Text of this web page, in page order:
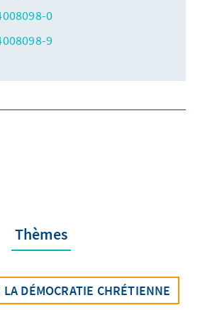
0
9
Thèmes
DÉMOCRATIE CHRÉTIENNE